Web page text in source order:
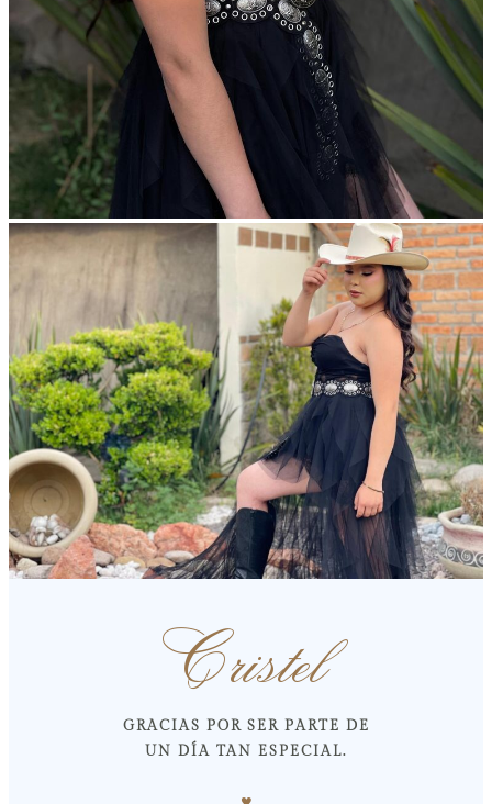
Cristel
GRACIAS POR SER PARTE DE
UN DÍA TAN ESPECIAL.